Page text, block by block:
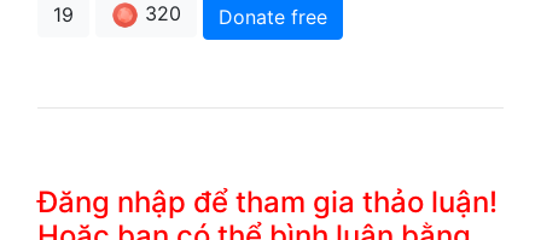
19 320 Donate free
Đăng nhập để tham gia thảo luận!